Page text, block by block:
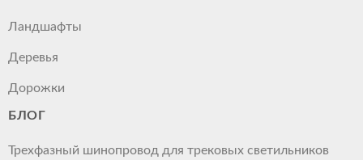
Ландшафты
Деревья
Дорожки
БЛОГ
Трехфазный шинопровод для трековых светильников